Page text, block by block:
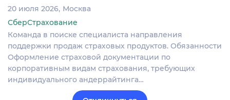
20 июля 2026 Москва
СберСтрахование
Команда в поиске специалиста направления
поддержки продаж страховых продуктов. Обязанности
Оформление страховой документации по
корпоративным видам страхования, требующих
индивидуального андеррайтинга…